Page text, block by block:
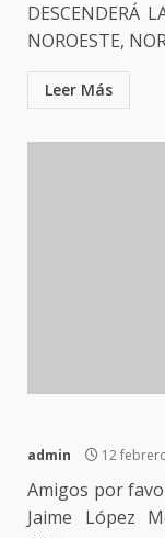
DESCENDERÁ
NOROESTE,
Leer Más
admin 12
Amigos por
Jaime López